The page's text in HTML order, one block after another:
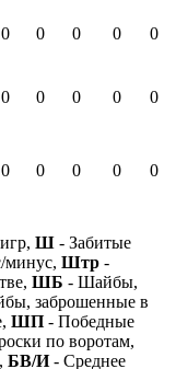
0 0 0 0 0
0 0 0 0 0
0 0 0 0 0
Ш - Забитые
Штр -
ШБ - Шайбы,
заброшенные в
ШП - Победные
по воротам,
БВ/И- Среднее